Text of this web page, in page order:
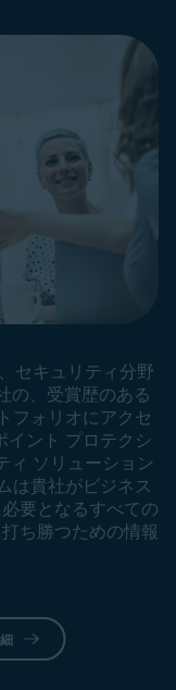
セキュリティ分野
の、受賞歴のある
フォリオにアクセ
イント プロテクシ
ィ ソリューション
は貴社がビジネス
要となるすべての
ち勝つための情報